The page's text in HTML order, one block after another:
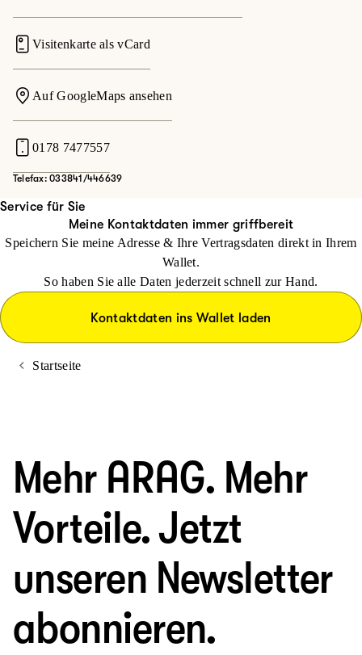
Visitenkarte als vCard
Auf GoogleMaps ansehen
0178 7477557
Telefax: 033841/446639
Service für Sie
Meine Kontaktdaten immer griffbereit
Speichern Sie meine Adresse & Ihre Vertragsdaten direkt in Ihrem
Wallet.
So haben Sie alle Daten jederzeit schnell zur Hand.
Kontaktdaten ins Wallet laden
Startseite
Mehr ARAG. Mehr
Vorteile. Jetzt
unseren Newsletter
abonnieren.